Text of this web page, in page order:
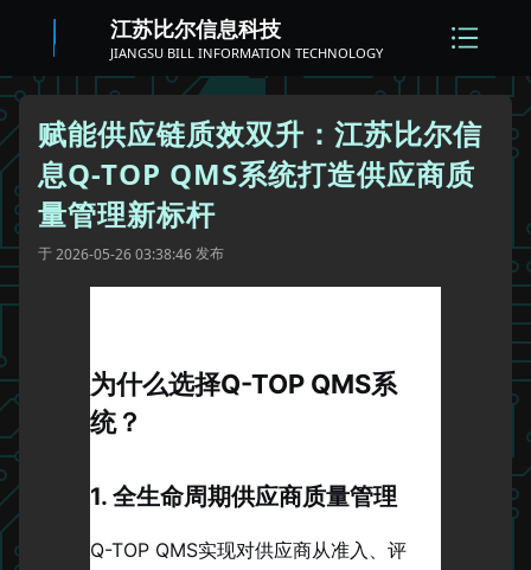
江苏比尔信息科技
JIANGSU BILL INFORMATION TECHNOLOGY
赋能供应链质效双升：江苏比尔信
息Q-TOP QMS系统打造供应商质
量管理新标杆
于2026-05-26 03:38:46发布
为什么选择Q-TOP QMS系
统？
1. 全生命周期供应商质量管理
Q-TOP QMS实现对供应商从准入、评